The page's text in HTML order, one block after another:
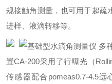
规接触角测量，也可用于超疏
进样、液滴转移等。
置CA-200采用了行曝光（
传感器配合pomeas0.7-4.5